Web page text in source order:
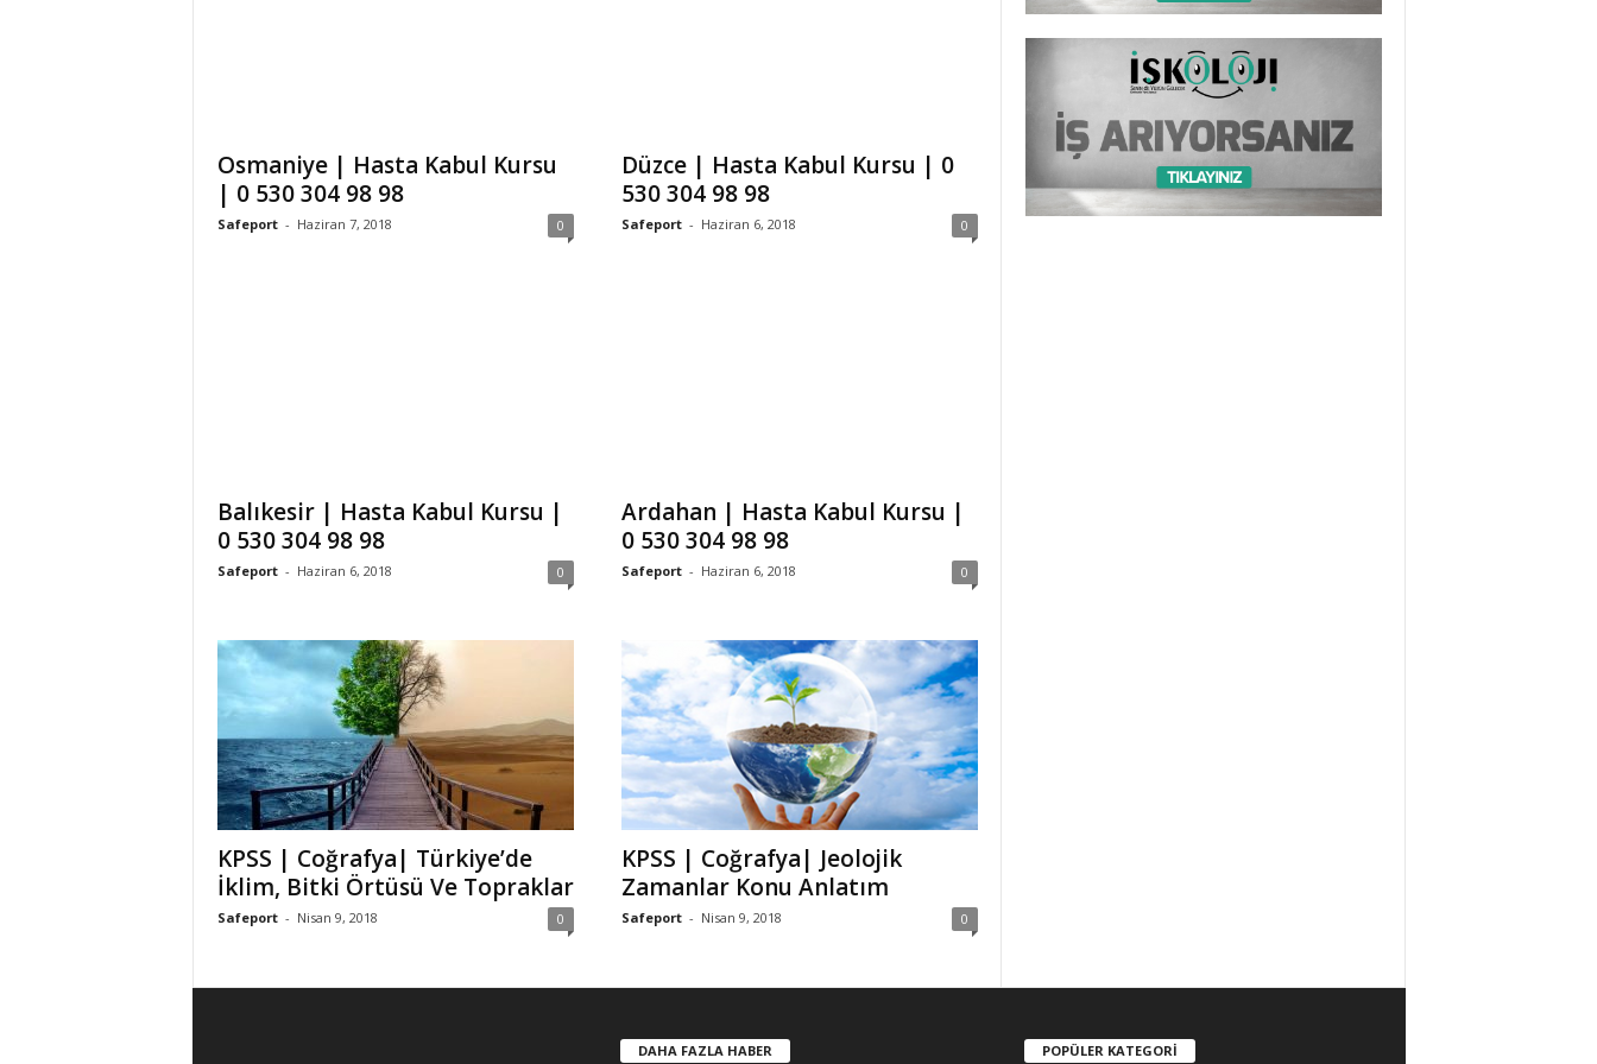
Osmaniye | Hasta Kabul Kursu
| 0 530 304 98 98
Safeport - Haziran 7, 2018 0
Düzce | Hasta Kabul Kursu | 0
530 304 98 98
Safeport - Haziran 6, 2018 0
Balıkesir | Hasta Kabul Kursu |
0 530 304 98 98
Safeport - Haziran 6, 2018 0
Ardahan | Hasta Kabul Kursu |
0 530 304 98 98
Safeport - Haziran 6, 2018 0
KPSS | Coğrafya| Türkiye’de
İklim, Bitki Örtüsü Ve Topraklar
Safeport - Nisan 9, 2018 0
KPSS | Coğrafya| Jeolojik
Zamanlar Konu Anlatım
Safeport - Nisan 9, 2018 0
DAHA FAZLA HABER POPÜLER KATEGORİ